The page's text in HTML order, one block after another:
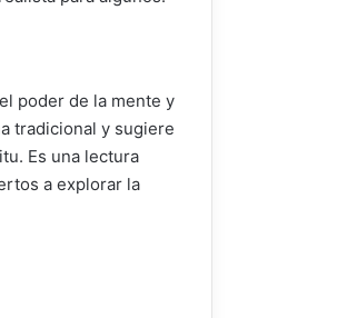
poder de la mente y
tradicional y sugiere
Es una lectura
a explorar la